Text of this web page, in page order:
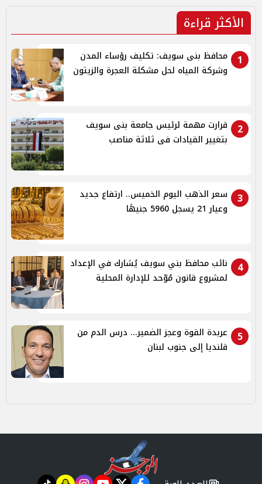
الأكثر قراءة
1
محافظ بنى سويف: تكليف رؤساء المدن
وشركة المياه لحل مشكلة العجرة والزيتون
2
قرارت مهمة لرئيس جامعة بنى سويف
بتغيير القيادات فى ثلاثة مناصب
3
سعر الذهب اليوم الخميس.. ارتفاع جديد
وعيار 21 يسجل 5960 جنيهًا
4
نائب محافظ بني سويف يُشارك في الإعداد
لمشروع قانون مُوّحد للإدارة المحلية
5
عربدة القوة وعجز الضمير... درس الدم من
قلنديا إلى جنوب لبنان